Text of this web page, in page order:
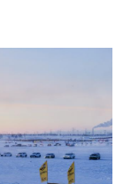
重庆
西藏